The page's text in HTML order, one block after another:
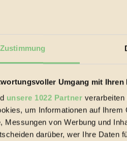
Zustimmung
Umgang mit Ihren
unsere 1022 Partner verarbeiten
um Informationen auf
Messungen von Werbung und
darüber, wer Ihre Daten
Ozean und seine
im Freilandhühnerbetrieb
sich in Mitteleuropa inziwschen
die nach Entleerung voll wieder